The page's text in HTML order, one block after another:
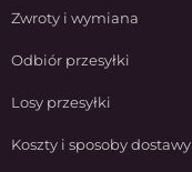
Zwroty i wymiana
Odbiór przesyłki
Losy przesyłki
Koszty i sposoby dostawy